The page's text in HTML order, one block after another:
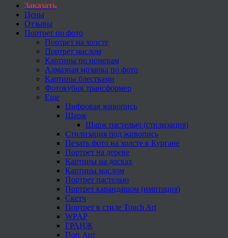
Заказать
Цены
Отзывы
Портрет по фото
Портрет на холсте
Портрет маслом
Картины по номерам
Алмазная мозаика по фото
Картины блестками
Фотокубик трансформер
Еще
Цифровая живопись
Шарж
Шарж пастелью (стилизация)
Стилизация под живопись
Печать фото на холсте в Кургане
Портрет на дереве
Картины на досках
Картины маслом
Портрет пастелью
Портрет карандашом (имитация)
Скетч
Портрет в стиле Touch Art
WPAP
ГРАНЖ
Поп Арт